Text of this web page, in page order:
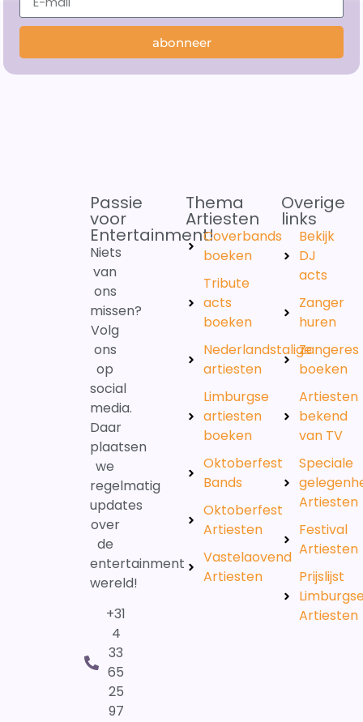
abonneer
Passie
voor
Entertainment!
Niets
van
ons
missen?
Volg
ons
op
social
media.
Daar
plaatsen
we
regelmatig
updates
over
de
entertainment
wereld!
+31
4
33
65
25
97
Thema
Artiesten
Coverbands
boeken
Tribute
acts
boeken
Nederlandstalige
artiesten
Limburgse
artiesten
boeken
Oktoberfest
Bands
Oktoberfest
Artiesten
Vastelaovend
Artiesten
Overige
links
Bekijk
DJ
acts
Zanger
huren
Zangeres
boeken
Artiesten
bekend
van TV
Speciale
Artiesten
Festival
Artiesten
Prijslijst
Artiesten